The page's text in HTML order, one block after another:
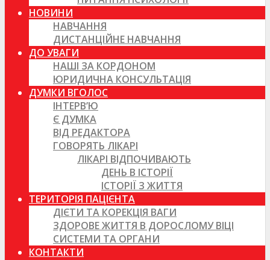
НОВИНИ
НАВЧАННЯ
ДИСТАНЦІЙНЕ НАВЧАННЯ
ДО УВАГИ
НАШІ ЗА КОРДОНОМ
ЮРИДИЧНА КОНСУЛЬТАЦІЯ
ДУМКИ ВГОЛОС
ІНТЕРВ’Ю
Є ДУМКА
ВІД РЕДАКТОРА
ГОВОРЯТЬ ЛІКАРІ
ЛІКАРІ ВІДПОЧИВАЮТЬ
ДЕНЬ В ІСТОРІЇ
ІСТОРІЇ З ЖИТТЯ
ТЕРИТОРІЯ ПАЦІЄНТА
ДІЄТИ ТА КОРЕКЦІЯ ВАГИ
ЗДОРОВЕ ЖИТТЯ В ДОРОСЛОМУ ВІЦІ
СИСТЕМИ ТА ОРГАНИ
КОНТАКТИ